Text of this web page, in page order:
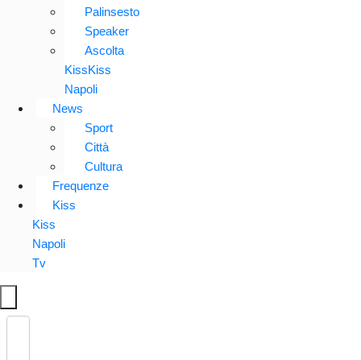
Palinsesto
Speaker
Ascolta
KissKiss
Napoli
News
Sport
Città
Cultura
Frequenze
Kiss
Kiss
Napoli
Tv